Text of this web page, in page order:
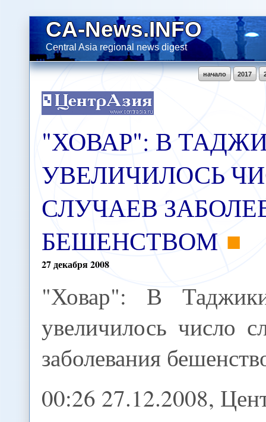
CA-News.INFO
Central Asia regional news digest
2017
начало
"ХОВАР": В
УВЕЛИЧИЛОСЬ
СЛУЧАЕВ
БЕШЕНСТВОМ
27декабря2008
"Ховар": В
увеличилось число
заболевания
00:26 27.12.2008,